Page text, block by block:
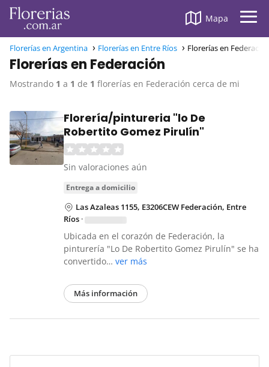
Mapa
Florerías en Argentina Florerías en Entre Ríos Florerías en
Florerías en Federación
Mostrando 1 a 1 de 1 florerías en Federación cerca de mi
Florería/pintureria "lo De
Robertito Gomez Pirulín"
Sin valoraciones aún
entrega a domicilio
Las Azaleas 1155, E3206CEW Federación, Entre
Ríos ·
Ubicada en el corazón de Federación, la
pinturería "Lo De Robertito Gomez Pirulín" se ha
convertido… ver más
Más información